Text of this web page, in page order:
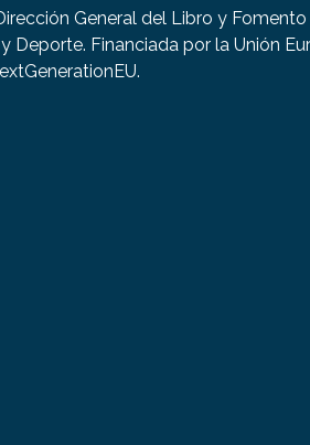
General del Libro y Fomento
Deporte. Financiada por la Unión